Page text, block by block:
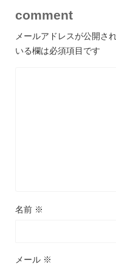
comment
メールアドレスが公開さ
いる欄は必須項目です
名前 ※
メール ※